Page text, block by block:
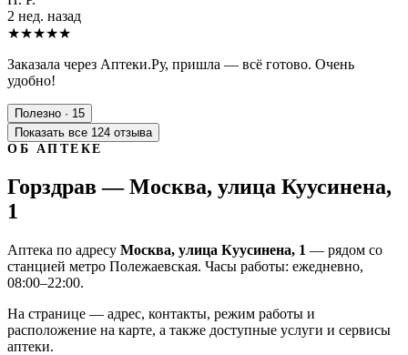
2 нед. назад
★★★★★
Заказала через Аптеки.Ру, пришла — всё готово. Очень
удобно!
Полезно · 15
Показать все 124 отзыва
ОБ АПТЕКЕ
Горздрав — Москва, улица Куусинена,
1
Аптека по адресу Москва, улица Куусинена, 1 — рядом со
станцией метро Полежаевская. Часы работы: ежедневно,
08:00–22:00.
На странице — адрес, контакты, режим работы и
расположение на карте, а также доступные услуги и сервисы
аптеки.